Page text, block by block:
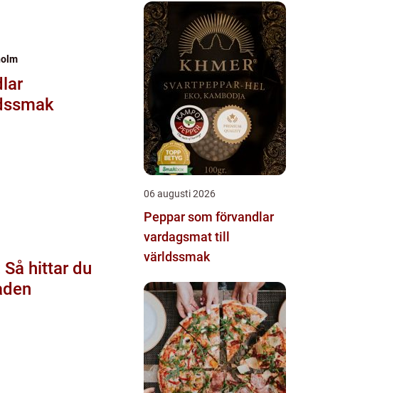
hittar du
06 augusti 2026
Peppar som förvandlar
vardagsmat till
världssmak